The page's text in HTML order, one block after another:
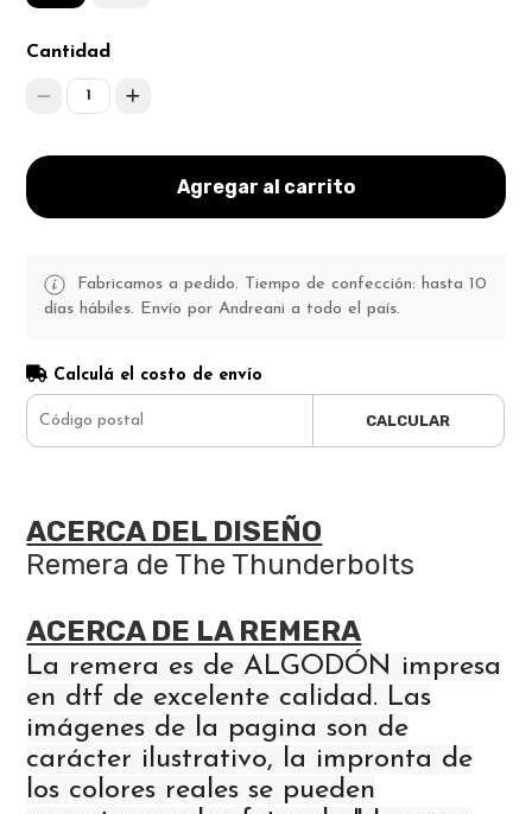
Cantidad
1
Agregar al carrito
Fabricamos a pedido. Tiempo de confección: hasta 10
días hábiles. Envío por Andreani a todo el país.
Calculá el costo de envío
CALCULAR
ACERCA DEL DISEÑO
Remera de The Thunderbolts
ACERCA DE LA REMERA
La remera es de ALGODÓN impresa
en dtf de excelente calidad. Las
imágenes de la pagina son de
carácter ilustrativo, la impronta de
los colores reales se pueden